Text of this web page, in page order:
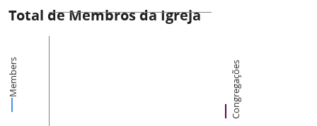
Total de Membros da Igreja
Members Congregações